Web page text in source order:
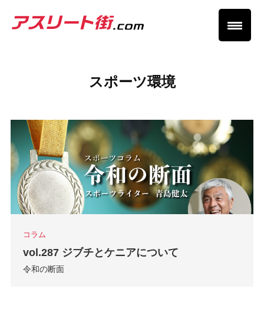
スポーツ環境
コラム
vol.287 ジブチとケニアについて
令和の断面